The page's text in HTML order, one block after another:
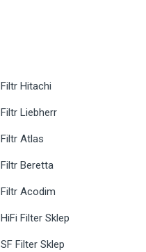
Filtr Hitachi
Filtr Liebherr
Filtr Atlas
Filtr Beretta
Filtr Acodim
HiFi Filter Sklep
SF Filter Sklep